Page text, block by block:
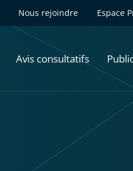
Nous rejoindre Espace
Avis consultatifs